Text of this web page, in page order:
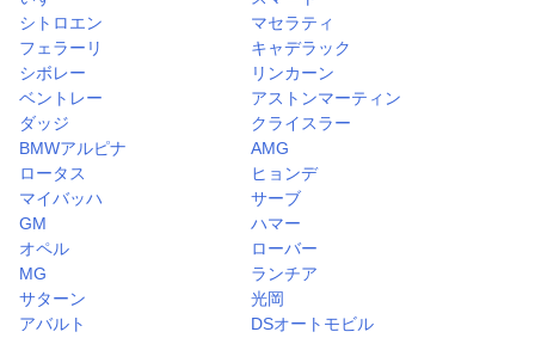
シトロエン
マセラティ
フェラーリ
キャデラック
シボレー
リンカーン
ベントレー
アストンマーティン
ダッジ
クライスラー
BMWアルピナ
AMG
ロータス
ヒョンデ
マイバッハ
サーブ
GM
ハマー
オペル
ローバー
MG
ランチア
サターン
光岡
アバルト
DSオートモビル